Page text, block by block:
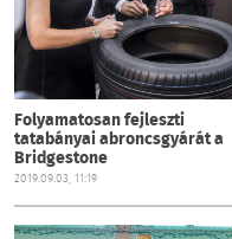
Folyamatosan fejleszti
tatabányai abroncsgyárát a
Bridgestone
2019.09.03, 11:19